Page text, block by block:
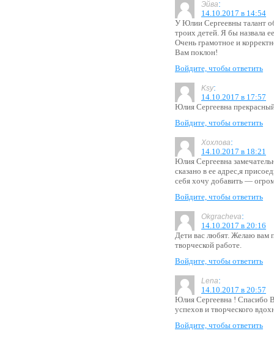
Эйва:
14.10.2017 в 14:54
У Юлии Сергеевны талант
троих детей. Я бы назвала
Очень грамотное и
Вам поклон!
Войдите, чтобы ответить
Ksy:
14.10.2017 в 17:57
Юлия Сергеевна
Войдите, чтобы ответить
Хохлова:
14.10.2017 в 18:21
Юлия Сергеевна
сказано в ее адрес,я
себя хочу добавить —
Войдите, чтобы ответить
Okgracheva:
14.10.2017 в 20:16
Дети вас любят. Желаю вам
творческой работе.
Войдите, чтобы ответить
Lena:
14.10.2017 в 20:57
Юлия Сергеевна ! Спасибо
успехов и творческого
Войдите, чтобы ответить